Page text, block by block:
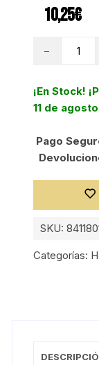
10,25€
TATAY
RECT
16
AZUL
¡En Stock!
11 de
Pago
SKU:
Categorías: